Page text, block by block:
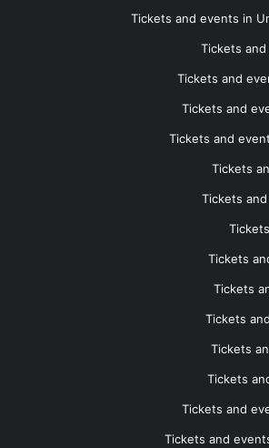
Tickets and events in
Tickets
Tickets and
Tickets and
Tickets and
Tickets
Tickets
Tickets
Tickets
Tickets
Tickets
Tickets
Tickets and
Tickets and